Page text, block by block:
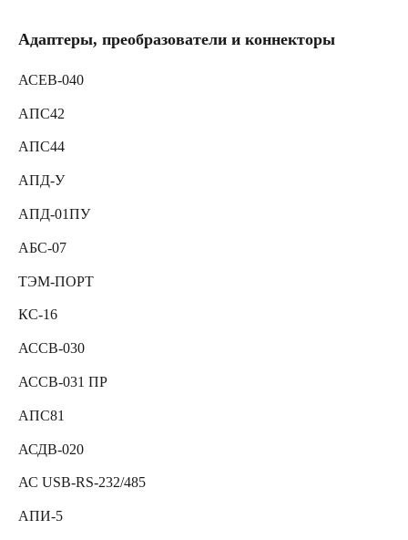
Адаптеры, преобразователи и коннекторы
АСЕВ-040
АПС42
АПС44
АПД-У
АПД-01ПУ
АБС-07
ТЭМ-ПОРТ
КС-16
АССВ-030
АССВ-031 ПР
АПС81
АСДВ-020
АС USB-RS-232/485
АПИ-5